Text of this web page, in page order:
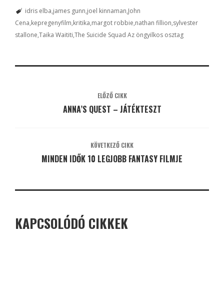
idris elba james gunn joel kinnaman John
Cena kepregenyfilm kritika margot robbie nathan fillion sylvester
stallone Taika Waititi The Suicide Squad Az öngyilkos osztag
ELŐZŐ CIKK
ANNA’S QUEST – JÁTÉKTESZT
KÖVETKEZŐ CIKK
MINDEN IDŐK 10 LEGJOBB FANTASY FILMJE
KAPCSOLÓDÓ CIKKEK